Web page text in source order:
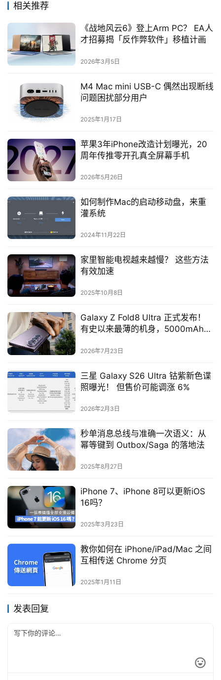
相关推荐
《战地风云6》登上Arm PC？ EA人
才招募揭「反作弊软件」移植计画
2026年3月5日
M4 Mac mini USB-C 偶然出现断线
问题困扰部分用户
2025年1月17日
苹果3年iPhone改造计划曝光，20
周年传推零开孔真全屏幕手机
2026年5月26日
如何制作Mac的启动移动盘，来重
灌系统
2024年11月22日
家里智能电视越来越慢？ 这些方法
有效加速
2025年10月8日
Galaxy Z Fold8 Ultra 正式发布！
有史以来最薄的机身，5000mAh电
2026年7月23日
三星 Galaxy S26 Ultra 钴紫新色谍
照曝光！ 但售价可能调涨 6%
2026年2月3日
秒单消息总线与准确一次语义：从
幂等键到 Outbox/Saga 的落地法
2025年8月27日
iPhone 7、iPhone 8可以更新iOS
16吗？
2025年3月23日
教你如何在 iPhone/iPad/Mac 之间
互相传送 Chrome 分页
2025年1月11日
发表回复